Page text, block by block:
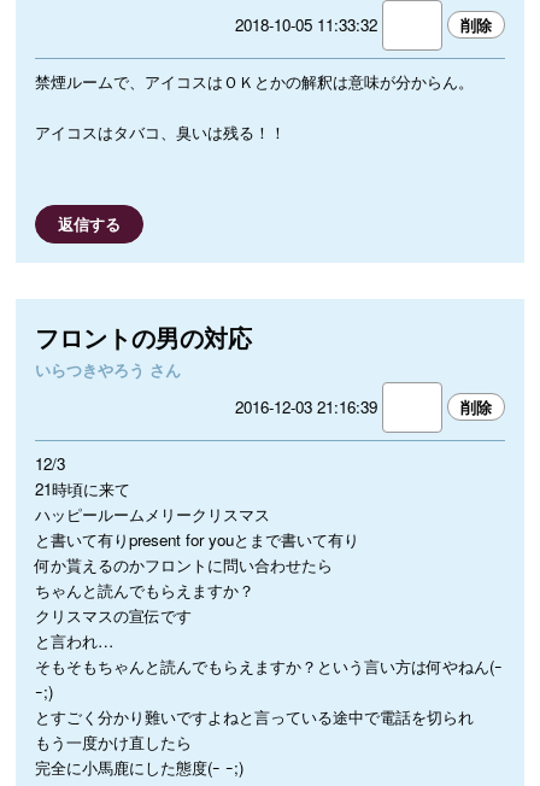
2018-10-05 11:33:32
禁煙ルームで、アイコスはＯＫとかの解釈は意味が分からん。
アイコスはタバコ、臭いは残る！！
返信する
フロントの男の対応
いらつきやろう さん
2016-12-03 21:16:39
12/3
21時頃に来て
ハッピールームメリークリスマス
と書いて有りpresent for youとまで書いて有り
何か貰えるのかフロントに問い合わせたら
ちゃんと読んでもらえますか？
クリスマスの宣伝です
と言われ…
そもそもちゃんと読んでもらえますか？という言い方は何やねん(ｰ
ｰ;)
とすごく分かり難いですよねと言っている途中で電話を切られ
もう一度かけ直したら
完全に小馬鹿にした態度(ｰ ｰ;)